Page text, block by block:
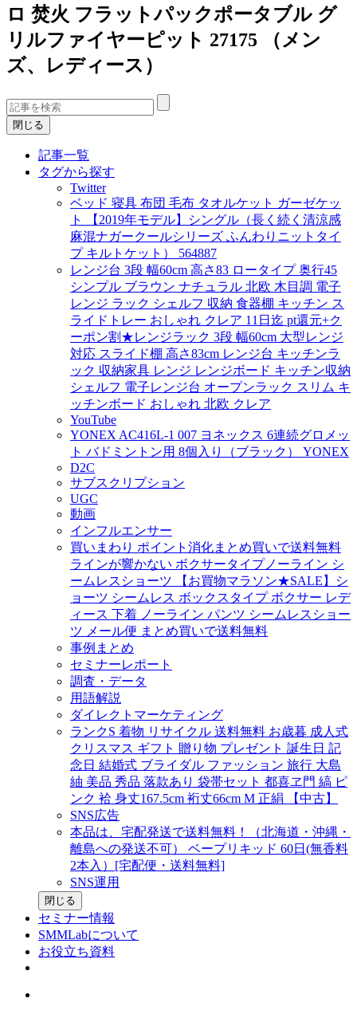
ロ 焚火 フラットパックポータブル グ
リルファイヤーピット 27175 （メン
ズ、レディース）
閉じる
記事一覧
タグから探す
Twitter
ベッド 寝具 布団 毛布 タオルケット ガーゼケッ
ト 【2019年モデル】シングル（長く続く清涼感
麻混ナガークールシリーズ ふんわりニットタイ
プ キルトケット） 564887
レンジ台 3段 幅60cm 高さ83 ロータイプ 奥行45
シンプル ブラウン ナチュラル 北欧 木目調 電子
レンジ ラック シェルフ 収納 食器棚 キッチン ス
ライドトレー おしゃれ クレア 11日迄 pt還元+ク
ーポン割★レンジラック 3段 幅60cm 大型レンジ
対応 スライド棚 高さ83cm レンジ台 キッチンラ
ック 収納家具 レンジ レンジボード キッチン収納
シェルフ 電子レンジ台 オープンラック スリム キ
ッチンボード おしゃれ 北欧 クレア
YouTube
YONEX AC416L-1 007 ヨネックス 6連続グロメッ
ト バドミントン用 8個入り（ブラック） YONEX
D2C
サブスクリプション
UGC
動画
インフルエンサー
買いまわり ポイント消化まとめ買いで送料無料
ラインが響かない ボクサータイプノーライン シ
ームレスショーツ 【お買物マラソン★SALE】シ
ョーツ シームレス ボックスタイプ ボクサー レデ
ィース 下着 ノーライン パンツ シームレスショー
ツ メール便 まとめ買いで送料無料
事例まとめ
セミナーレポート
調査・データ
用語解説
ダイレクトマーケティング
ランクS 着物 リサイクル 送料無料 お歳暮 成人式
クリスマス ギフト 贈り物 プレゼント 誕生日 記
念日 結婚式 ブライダル ファッション 旅行 大島
紬 美品 秀品 落款あり 袋帯セット 都喜ヱ門 縞 ピ
ンク 袷 身丈167.5cm 裄丈66cm M 正絹 【中古】
SNS広告
本品は、宅配発送で送料無料！（北海道・沖縄・
離島への発送不可） ベープリキッド 60日(無香料
2本入）[宅配便・送料無料]
SNS運用
閉じる
セミナー情報
SMMLabについて
お役立ち資料